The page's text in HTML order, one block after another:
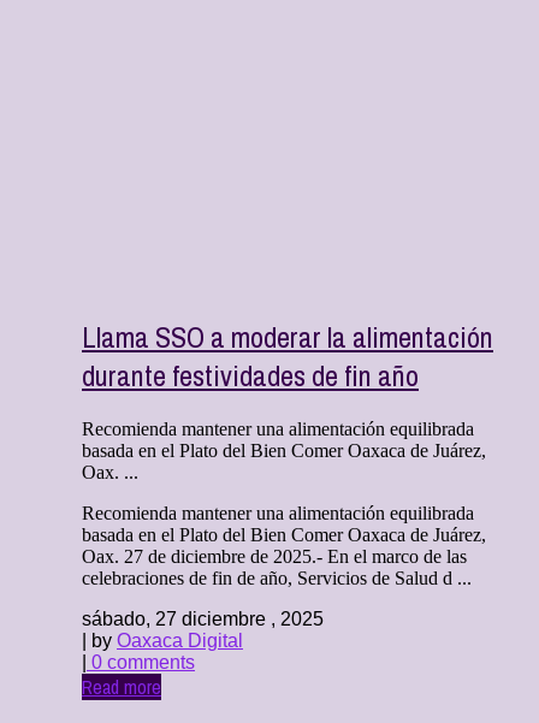
Llama SSO a moderar la alimentación
durante festividades de fin año
Recomienda mantener una alimentación equilibrada
basada en el Plato del Bien Comer Oaxaca de Juárez,
Oax. ...
Recomienda mantener una alimentación equilibrada
basada en el Plato del Bien Comer Oaxaca de Juárez,
Oax. 27 de diciembre de 2025.- En el marco de las
celebraciones de fin de año, Servicios de Salud d ...
sábado, 27 diciembre , 2025
| by Oaxaca Digital
0 comments
Read more